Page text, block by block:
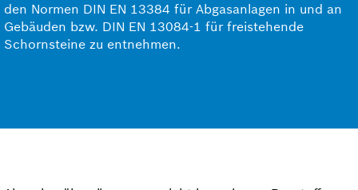
den Normen DIN EN 13384 für Abgasanlagen in und an
Gebäuden bzw. DIN EN 13084-1 für freistehende
Schornsteine zu entnehmen.